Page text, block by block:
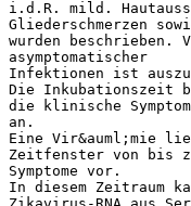
i.d.R. mild.
Gliederschmerzen
wurden beschrieben.
asymptomatischer
Infektionen ist
Die Inkubationszeit
die klinische
an.
Eine Vir&auml;mie
Zeitfenster von bis
Symptome vor.
In diesem Zeitraum